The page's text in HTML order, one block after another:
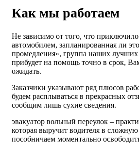
Как мы работаем
Не зависимо от того, что
автомобилем, запланированная ли
промедления», группа наших лучших
прибудет на помощь точно в срок,
ожидать.
Заказчики указывают ряд плюсов
будем расплываться в прекрасных
сообщим лишь сухие сведения.
эвакуатор вольный переулок –
которая выручит водителя в
пособничаем моментально